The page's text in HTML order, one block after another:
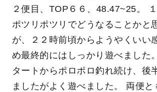
２便目、TOP６６、48.47~25。
ポツリポツリでどうなることかと
が、２２時前頃からようやくいい
め最終的にはしっかり遊べました
タートからポロポロ釣れ続け、後
ましたがよく遊べました。 両便